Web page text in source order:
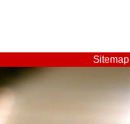
Sitemap